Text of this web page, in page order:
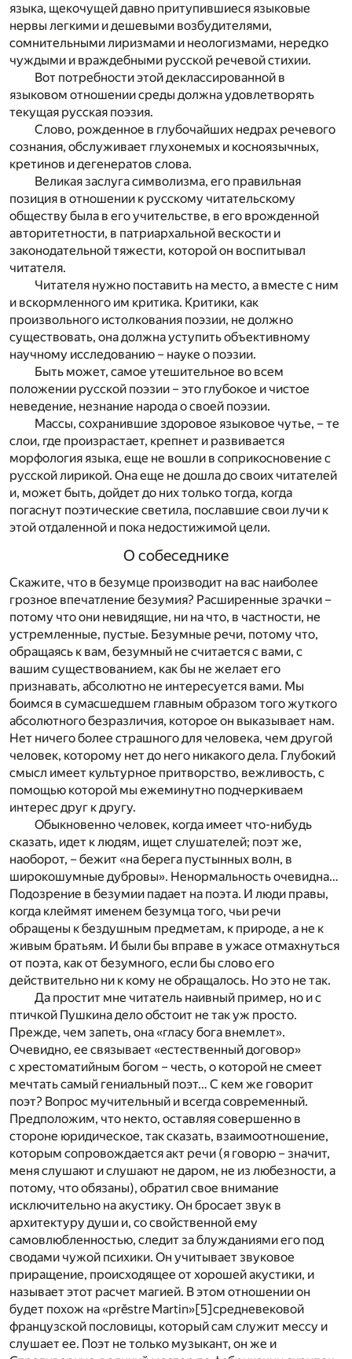
языка, щекочущей давно притупившиеся языковые
нервы легкими и дешевыми возбудителями,
сомнительными лиризмами и неологизмами, нередко
чуждыми и враждебными русской речевой стихии.
Вот потребности этой деклассированной в
языковом отношении среды должна удовлетворять
текущая русская поэзия.
Слово, рожденное в глубочайших недрах речевого
сознания, обслуживает глухонемых и косноязычных,
кретинов и дегенератов слова.
Великая заслуга символизма, его правильная
позиция в отношении к русскому читательскому
обществу была в его учительстве, в его врожденной
авторитетности, в патриархальной вескости и
законодательной тяжести, которой он воспитывал
читателя.
Читателя нужно поставить на место, а вместе с ним
и вскормленного им критика. Критики, как
произвольного истолкования поэзии, не должно
существовать, она должна уступить объективному
научному исследованию – науке о поэзии.
Быть может, самое утешительное во всем
положении русской поэзии – это глубокое и чистое
неведение, незнание народа о своей поэзии.
Массы, сохранившие здоровое языковое чутье, – те
слои, где произрастает, крепнет и развивается
морфология языка, еще не вошли в соприкосновение с
русской лирикой. Она еще не дошла до своих читателей
и, может быть, дойдет до них только тогда, когда
погаснут поэтические светила, пославшие свои лучи к
этой отдаленной и пока недостижимой цели.
О собеседнике
Скажите, что в безумце производит на вас наиболее
грозное впечатление безумия? Расширенные зрачки –
потому что они невидящие, ни на что, в частности, не
устремленные, пустые. Безумные речи, потому что,
обращаясь к вам, безумный не считается с вами, с
вашим существованием, как бы не желает его
признавать, абсолютно не интересуется вами. Мы
боимся в сумасшедшем главным образом того жуткого
абсолютного безразличия, которое он выказывает нам.
Нет ничего более страшного для человека, чем другой
человек, которому нет до него никакого дела. Глубокий
смысл имеет культурное притворство, вежливость, с
помощью которой мы ежеминутно подчеркиваем
интерес друг к другу.
Обыкновенно человек, когда имеет что-нибудь
сказать, идет к людям, ищет слушателей; поэт же,
наоборот, – бежит «на берега пустынных волн, в
широкошумные дубровы». Ненормальность очевидна…
Подозрение в безумии падает на поэта. И люди правы,
когда клеймят именем безумца того, чьи речи
обращены к бездушным предметам, к природе, а не к
живым братьям. И были бы вправе в ужасе отмахнуться
от поэта, как от безумного, если бы слово его
действительно ни к кому не обращалось. Но это не так.
Да простит мне читатель наивный пример, но и с
птичкой Пушкина дело обстоит не так уж просто.
Прежде, чем запеть, она «гласу бога внемлет».
Очевидно, ее связывает «естественный договор»
с хрестоматийным богом – честь, о которой не смеет
мечтать самый гениальный поэт… С кем же говорит
поэт? Вопрос мучительный и всегда современный.
Предположим, что некто, оставляя совершенно в
стороне юридическое, так сказать, взаимоотношение,
которым сопровождается акт речи (я говорю – значит,
меня слушают и слушают не даром, не из любезности, а
потому, что обязаны), обратил свое внимание
исключительно на акустику. Он бросает звук в
архитектуру души и, со свойственной ему
самовлюбленностью, следит за блужданиями его под
сводами чужой психики. Он учитывает звуковое
приращение, происходящее от хорошей акустики, и
называет этот расчет магией. В этом отношении он
будет похож на «prěstre Martin»[5]средневековой
французской пословицы, который сам служит мессу и
слушает ее. Поэт не только музыкант, он же и